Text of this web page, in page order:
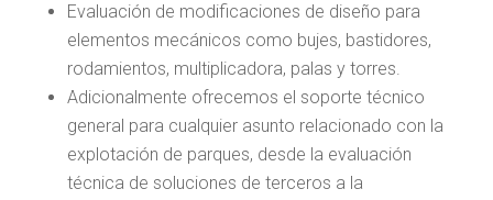
Evaluación de modificaciones de diseño para
elementos mecánicos como bujes, bastidores,
rodamientos, multiplicadora, palas y torres.
Adicionalmente ofrecemos el soporte técnico
general para cualquier asunto relacionado con la
explotación de parques, desde la evaluación
técnica de soluciones de terceros a la